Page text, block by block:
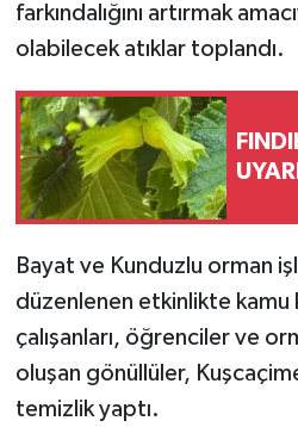
farkındalığını artırmak
olabilecek atıklar toplandı.
UYARI
Bayat ve Kunduzlu orman
düzenlenen etkinlikte kamu
çalışanları, öğrenciler ve
oluşan gönüllüler,
temizlik yaptı.